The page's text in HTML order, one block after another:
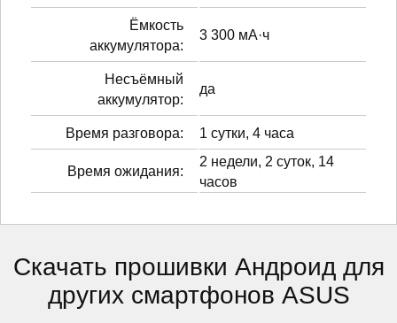
Ёмкость
аккумулятора:
3 300 мА·ч
Несъёмный
аккумулятор:
да
Время разговора: 1 сутки, 4 часа
Время ожидания:
2 недели, 2 суток, 14
часов
Скачать прошивки Андроид для
других смартфонов ASUS